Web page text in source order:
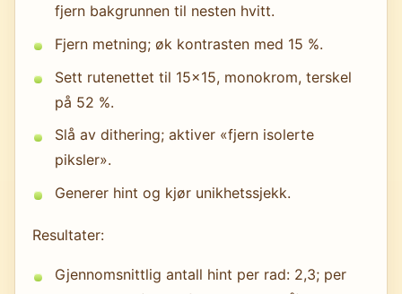
fjern bakgrunnen til nesten hvitt.
Fjern metning; øk kontrasten med 15 %.
Sett rutenettet til 15×15, monokrom, terskel
på 52 %.
Slå av dithering; aktiver «fjern isolerte
piksler».
Generer hint og kjør unikhetssjekk.
Resultater:
Gjennomsnittlig antall hint per rad: 2,3; per